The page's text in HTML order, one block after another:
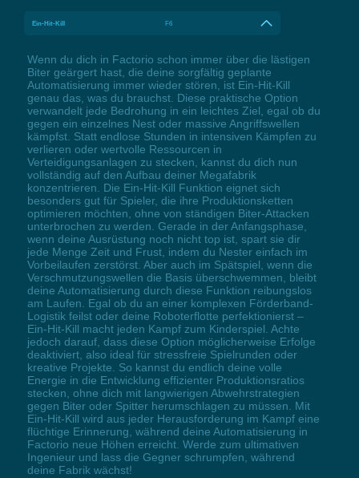
Ein-Hit-Kill F6
Wenn du dich in Factorio schon immer über die lästigen
Biter geärgert hast, die deine sorgfältig geplante
Automatisierung immer wieder stören, ist Ein-Hit-Kill
genau das, was du brauchst. Diese praktische Option
verwandelt jede Bedrohung in ein leichtes Ziel, egal ob du
gegen ein einzelnes Nest oder massive Angriffswellen
kämpfst. Statt endlose Stunden in intensiven Kämpfen zu
verlieren oder wertvolle Ressourcen in
Verteidigungsanlagen zu stecken, kannst du dich nun
vollständig auf den Aufbau deiner Megafabrik
konzentrieren. Die Ein-Hit-Kill Funktion eignet sich
besonders gut für Spieler, die ihre Produktionsketten
optimieren möchten, ohne von ständigen Biter-Attacken
unterbrochen zu werden. Gerade in der Anfangsphase,
wenn deine Ausrüstung noch nicht top ist, spart sie dir
jede Menge Zeit und Frust, indem du Nester einfach im
Vorbeilaufen zerstörst. Aber auch im Spätspiel, wenn die
Verschmutzungswellen die Basis überschwemmen, bleibt
deine Automatisierung durch diese Funktion reibungslos
am Laufen. Egal ob du an einer komplexen Förderband-
Logistik feilst oder deine Roboterflotte perfektionierst –
Ein-Hit-Kill macht jeden Kampf zum Kinderspiel. Achte
jedoch darauf, dass diese Option möglicherweise Erfolge
deaktiviert, also ideal für stressfreie Spielrunden oder
kreative Projekte. So kannst du endlich deine volle
Energie in die Entwicklung effizienter Produktionsratios
stecken, ohne dich mit langwierigen Abwehrstrategien
gegen Biter oder Spitter herumschlagen zu müssen. Mit
Ein-Hit-Kill wird aus jeder Herausforderung im Kampf eine
flüchtige Erinnerung, während deine Automatisierung in
Factorio neue Höhen erreicht. Werde zum ultimativen
Ingenieur und lass die Gegner schrumpfen, während
deine Fabrik wächst!